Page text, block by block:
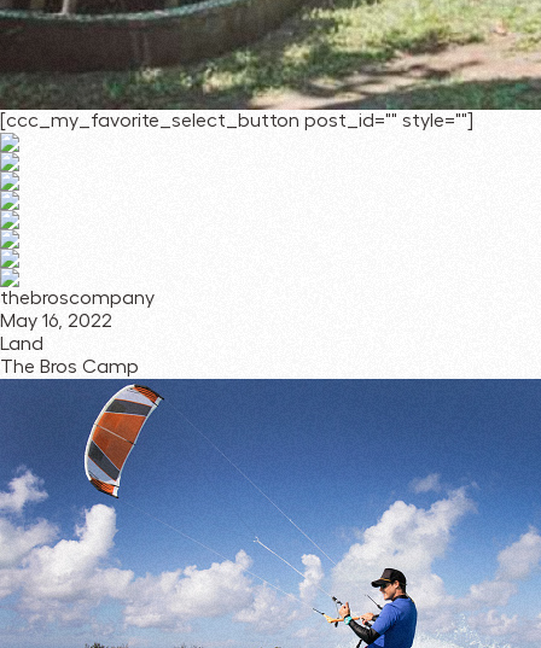
[ccc_my_favorite_select_button post_id="" style=""]
thebroscompany
May 16, 2022
Land
The Bros Camp